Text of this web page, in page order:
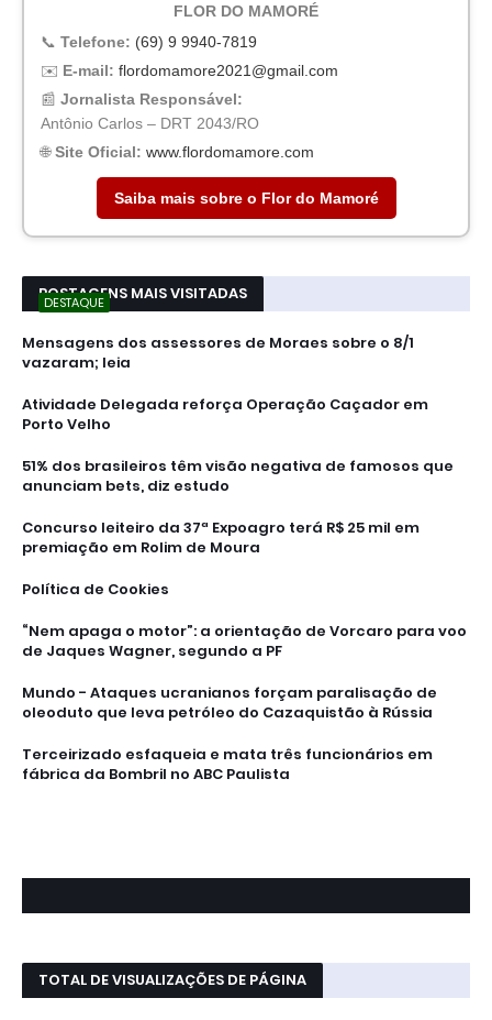
FLOR DO MAMORÉ
📞 Telefone: (69) 9 9940-7819
✉️ E-mail: flordomamore2021@gmail.com
📰 Jornalista Responsável:
Antônio Carlos – DRT 2043/RO
🌐Site Oficial: www.flordomamore.com
Saiba mais sobre o Flor do Mamoré
POSTAGENS MAIS VISITADAS
DESTAQUE
Mensagens dos assessores de Moraes sobre o 8/1
vazaram; leia
Atividade Delegada reforça Operação Caçador em
Porto Velho
51% dos brasileiros têm visão negativa de famosos que
anunciam bets, diz estudo
Concurso leiteiro da 37ª Expoagro terá R$ 25 mil em
premiação em Rolim de Moura
Política de Cookies
“Nem apaga o motor”: a orientação de Vorcaro para voo
de Jaques Wagner, segundo a PF
Mundo - Ataques ucranianos forçam paralisação de
oleoduto que leva petróleo do Cazaquistão à Rússia
Terceirizado esfaqueia e mata três funcionários em
fábrica da Bombril no ABC Paulista
TOTAL DE VISUALIZAÇÕES DE PÁGINA